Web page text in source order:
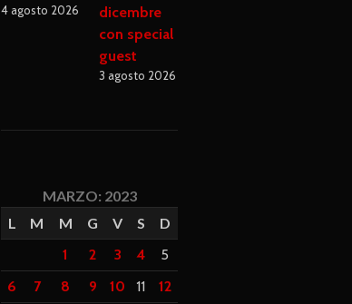
4 agosto 2026
dicembre
con special
guest
3 agosto 2026
MARZO: 2023
L
M M G V S
D
1
2 3 4
5
6
7 8 9 10 11 12